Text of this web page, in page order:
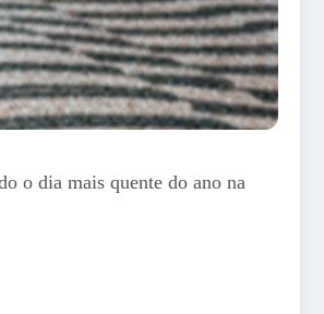
o dia mais quente do ano na